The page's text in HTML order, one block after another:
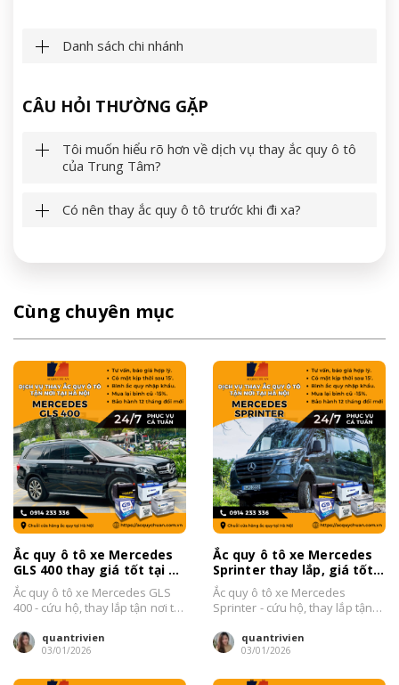
Danh sách chi nhánh
CÂU HỎI THƯỜNG GẶP
Tôi muốn hiểu rõ hơn về dịch vụ thay ắc quy ô tô
của Trung Tâm?
Có nên thay ắc quy ô tô trước khi đi xa?
Cùng chuyên mục
Ắc quy ô tô xe Mercedes
GLS 400 thay giá tốt tại Hà
Nội 2026
Ắc quy ô tô xe Mercedes GLS
400 - cứu hộ, thay lắp tận nơi tại
quantrivien
03/01/2026
Ắc quy ô tô xe Mercedes
Sprinter thay lắp, giá tốt
tại Hà Nội 2026
Ắc quy ô tô xe Mercedes
Sprinter - cứu hộ, thay lắp tận
quantrivien
03/01/2026